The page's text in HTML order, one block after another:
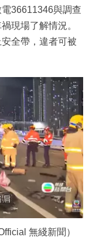
36611346與調查
現場了解情況。
全帶，違者可被
無綫新聞）